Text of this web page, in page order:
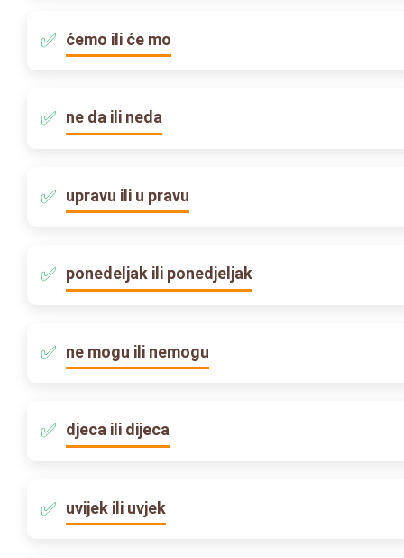
ćemo ili će mo
ne da ili neda
upravu ili u pravu
ponedeljak ili ponedjeljak
ne mogu ili nemogu
djeca ili dijeca
uvijek ili uvjek